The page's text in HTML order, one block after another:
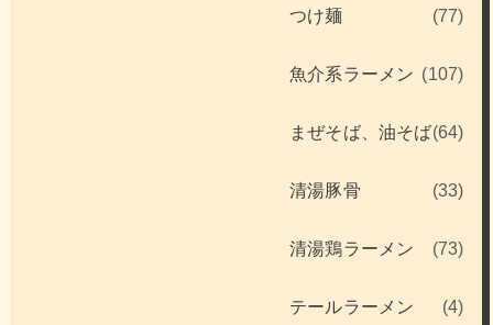
つけ麺 (77)
魚介系ラーメン (107)
まぜそば、油そば(64)
清湯豚骨 (33)
清湯鶏ラーメン (73)
テールラーメン (4)